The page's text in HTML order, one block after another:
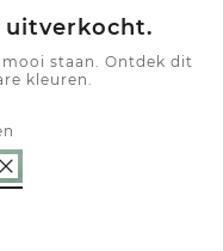
uitverkocht.
staan. Ontdek dit
kleuren.